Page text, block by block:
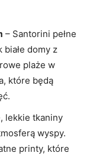
– Santorini pełne‍
domy z
plaże w⁣
które będą
lekkie tkaniny
wyspy.
printy, ​które⁢